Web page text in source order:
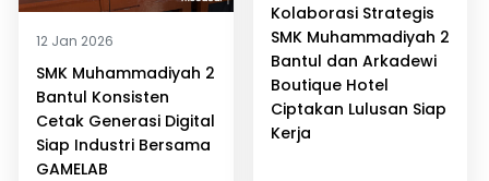
12 Jan 2026
SMK Muhammadiyah 2
Bantul Konsisten
Cetak Generasi Digital
Siap Industri Bersama
GAMELAB
Kolaborasi Strategis
SMK Muhammadiyah 2
Bantul dan Arkadewi
Boutique Hotel
Ciptakan Lulusan Siap
Kerja